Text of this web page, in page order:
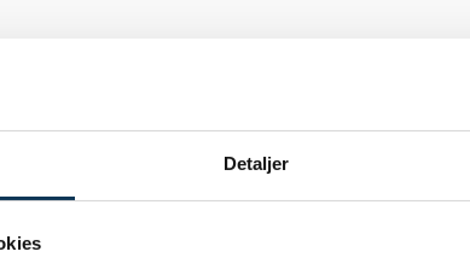
Detaljer
situation,
et
til at styrke
gennemføre
Formål:At sikre den enkelte
muligheder for at gennemføre